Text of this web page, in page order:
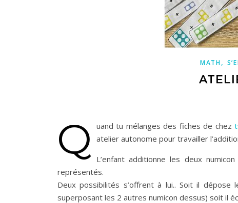
MATH,
Q uand tu mélanges des fiches de chez
atelier autonome pour travailler
L’enfant additionne les deux
représentés.
Deux possibilités s’offrent à lui.. Soit il
superposant les 2 autres numicon dessus) soit il